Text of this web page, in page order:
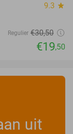
9.3 star
Regulier €30,50
€19,50
uit